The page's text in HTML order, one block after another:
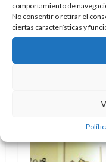
comportamiento de
No consentir o retirar el
ciertas características y